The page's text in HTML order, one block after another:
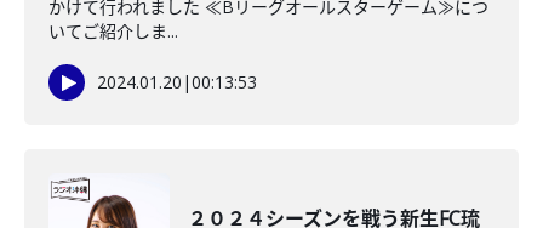
かけて行われました ≪Bリーグオールスターゲーム≫につ
いてご紹介しま...
2024.01.20 |00:13:53
２０２４シーズンを戦う新生FC琉